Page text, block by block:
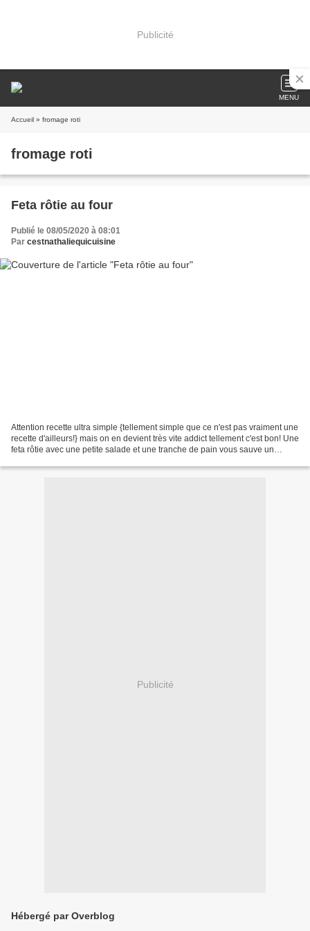
Publicité
MENU
Accueil » fromage roti
fromage roti
Feta rôtie au four
Publié le 08/05/2020 à 08:01
Par cestnathaliequicuisine
Attention recette ultra simple {tellement simple que ce n'est pas vraiment une
recette d'ailleurs!} mais on en devient très vite addict tellement c'est bon! Une
feta rôtie avec une petite salade et une tranche de pain vous sauve un
Publicité
Hébergé par Overblog